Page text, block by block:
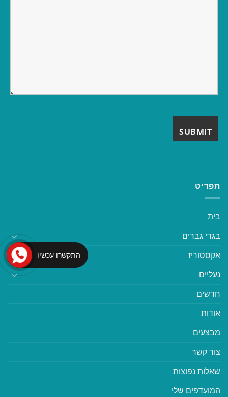
תפריט
בית
בגדי גברים
אקססוריז
נעליים
חדשים
אודות
מבצעים
צור קשר
שאלות נפוצות
המועדפים שלי
התקשרו עכשיו